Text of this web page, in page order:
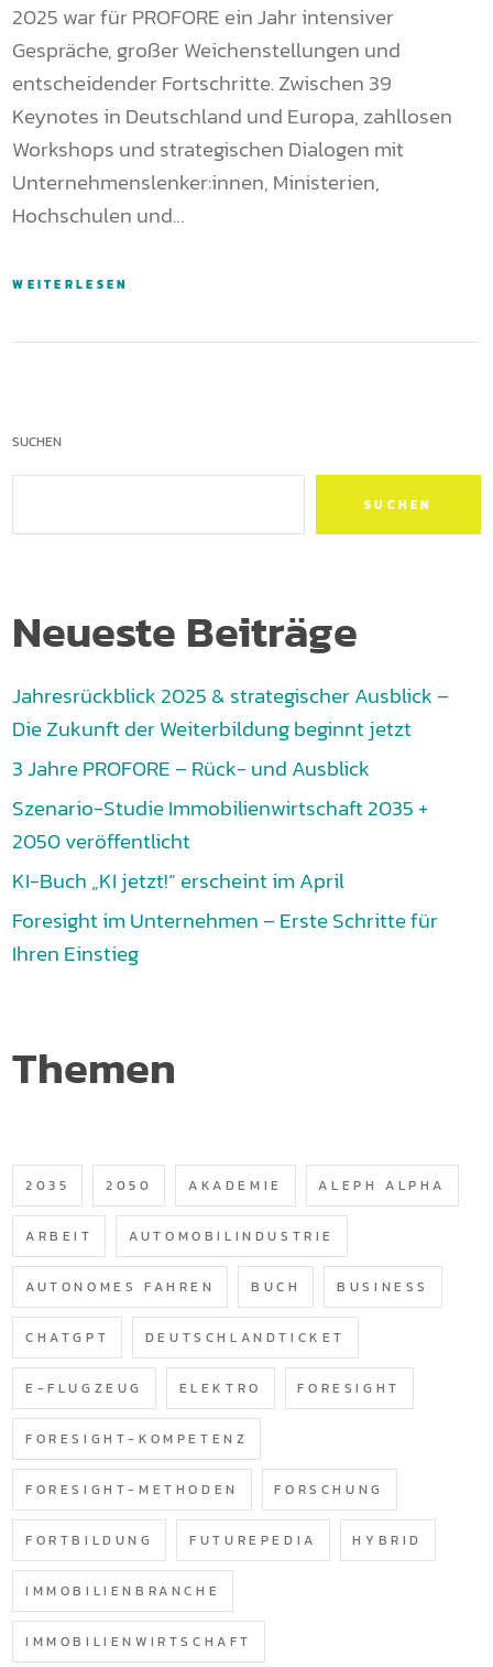
2025 war für PROFORE ein Jahr intensiver
Gespräche, großer Weichenstellungen und
entscheidender Fortschritte. Zwischen 39
Keynotes in Deutschland und Europa, zahllosen
Workshops und strategischen Dialogen mit
Unternehmenslenker:innen, Ministerien,
Hochschulen und…
WEITERLESEN
SUCHEN
SUCHEN
Neueste Beiträge
Jahresrückblick 2025 & strategischer Ausblick –
Die Zukunft der Weiterbildung beginnt jetzt
3 Jahre PROFORE – Rück- und Ausblick
Szenario-Studie Immobilienwirtschaft 2035 +
2050 veröffentlicht
KI-Buch „KI jetzt!“ erscheint im April
Foresight im Unternehmen – Erste Schritte für
Ihren Einstieg
Themen
2035 2050 AKADEMIE ALEPH ALPHA
ARBEIT AUTOMOBILINDUSTRIE
AUTONOMES FAHREN BUCH BUSINESS
CHATGPT DEUTSCHLANDTICKET
E-FLUGZEUG ELEKTRO FORESIGHT
FORESIGHT-KOMPETENZ
FORESIGHT-METHODEN FORSCHUNG
FORTBILDUNG FUTUREPEDIA HYBRID
IMMOBILIENBRANCHE
IMMOBILIENWIRTSCHAFT